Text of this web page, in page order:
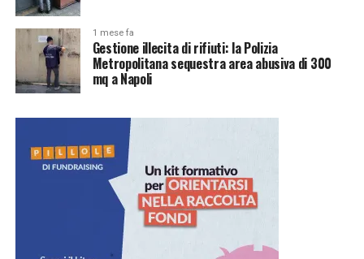
1 mese fa
Gestione illecita di rifiuti: la Polizia
Metropolitana sequestra area abusiva di 300
mq a Napoli